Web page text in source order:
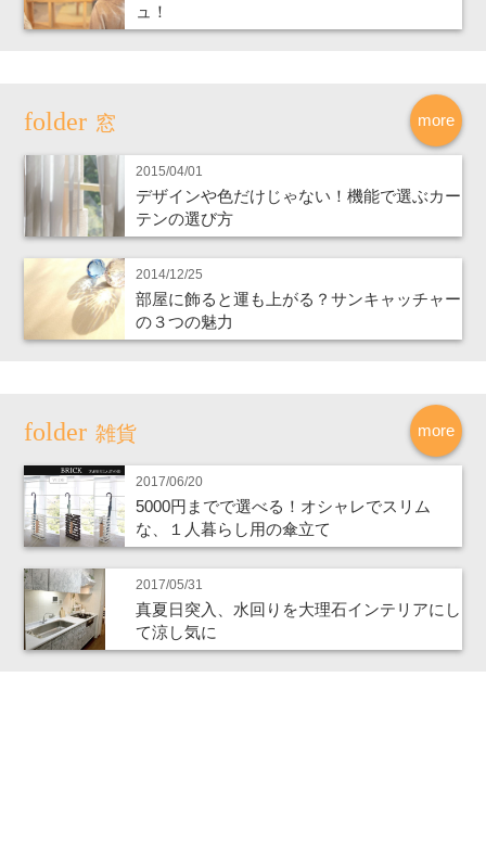
ュ！
more
窓
2015/04/01
デザインや色だけじゃない！機能で選ぶカー
テンの選び方
2014/12/25
部屋に飾ると運も上がる？サンキャッチャー
の３つの魅力
more
雑貨
2017/06/20
5000円までで選べる！オシャレでスリム
な、１人暮らし用の傘立て
2017/05/31
真夏日突入、水回りを大理石インテリアにし
て涼し気に